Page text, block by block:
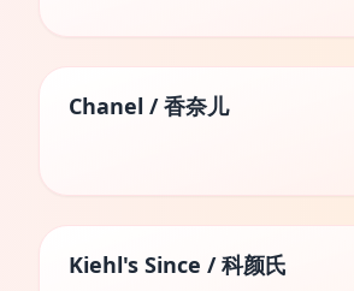
Chanel / 香奈儿
Kiehl's Since / 科颜氏